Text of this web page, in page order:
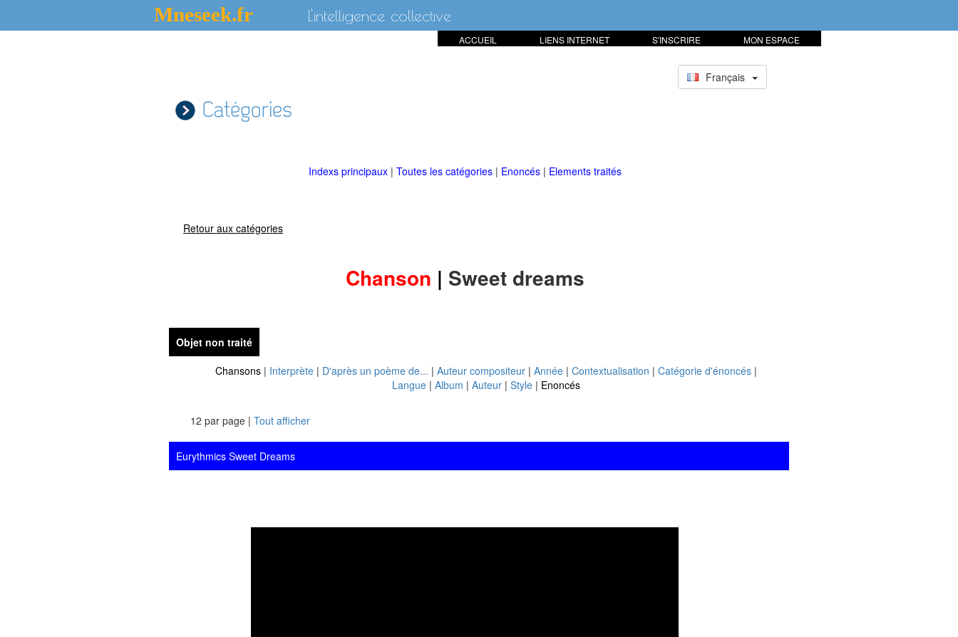
Mneseek.fr L'intelligence collective
MON ESPACE
S'INSCRIRE
LIENS INTERNET
ACCUEIL
Français
Catégories
Indexs principaux | Toutes les catégories | Enoncés | Elements traités
Retour aux catégories
Chanson | Sweet dreams
Objet non traité
Chansons | Interprète | D'après un poème de... | Auteur compositeur | Année | Contextualisation | Catégorie d'énoncés |
Langue | Album | Auteur | Style | Enoncés
12 par page | Tout afficher
Eurythmics Sweet Dreams